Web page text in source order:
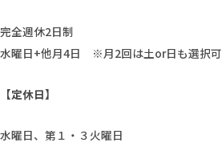
完全週休2日制
水曜日+他月4日 ※月2回は土or日も選択可
【定休日】
水曜日、第１・３火曜日